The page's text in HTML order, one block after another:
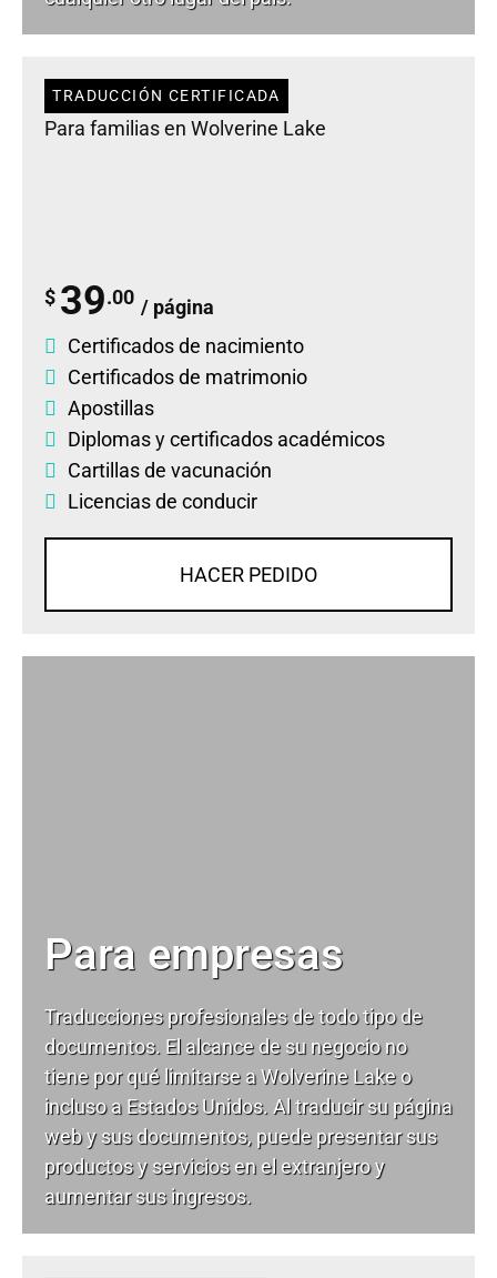
TRADUCCIÓN CERTIFICADA
Para familias en Wolverine Lake
$ 39.00 / página
Certificados de nacimiento
Certificados de matrimonio
Apostillas
Diplomasycertificados académicos
Cartillas de vacunación
Licencias de conducir
HACER PEDIDO
Para empresas
Traducciones profesionales de todo tipo de
documentos. El alcance de su negocio no
tiene por qué limitarse a Wolverine Lake o
incluso a Estados Unidos. Al traducir su página
web y sus documentos, puede presentar sus
productos y servicios en el extranjero y
aumentar sus ingresos.